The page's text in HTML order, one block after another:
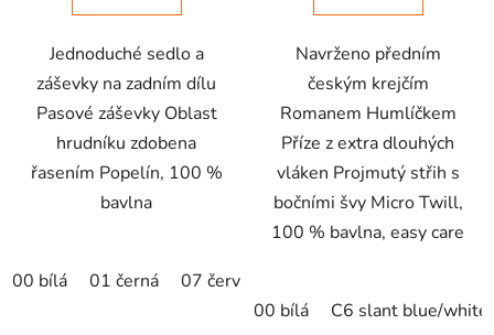
Jednoduché sedlo a
záševky na zadním dílu
Pasové záševky Oblast
hrudníku zdobena
řasením Popelín, 100 %
bavlna
00 bílá 01 černá 07 červená
Navrženo předním
českým krejčím
Romanem Humlíčkem
Příze z extra dlouhých
vláken Projmutý střih s
bočními švy Micro Twill,
100 % bavlna, easy care
00 bílá C6 slant blue/white